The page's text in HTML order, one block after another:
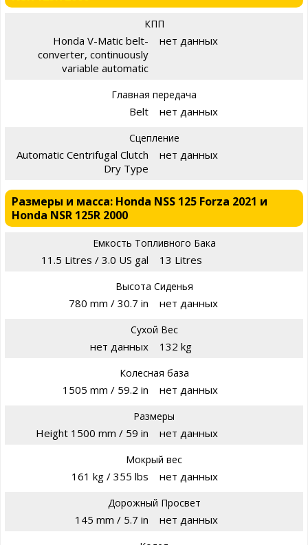
КПП
Honda V-Matic belt-
converter, continuously
variable automatic
нет данных
Главная передача
Belt нет данных
Сцепление
Automatic Centrifugal Clutch
Dry Type
нет данных
Размеры и масса: Honda NSS 125 Forza 2021 и
Honda NSR 125R 2000
Емкость Топливного Бака
11.5 Litres / 3.0 US gal 13 Litres
Высота Сиденья
780 mm / 30.7 in нет данных
Сухой Вес
нет данных 132 kg
Колесная база
1505 mm / 59.2 in нет данных
Размеры
Height 1500 mm / 59 in нет данных
Мокрый вес
161 kg / 355 lbs нет данных
Дорожный Просвет
145 mm / 5.7 in нет данных